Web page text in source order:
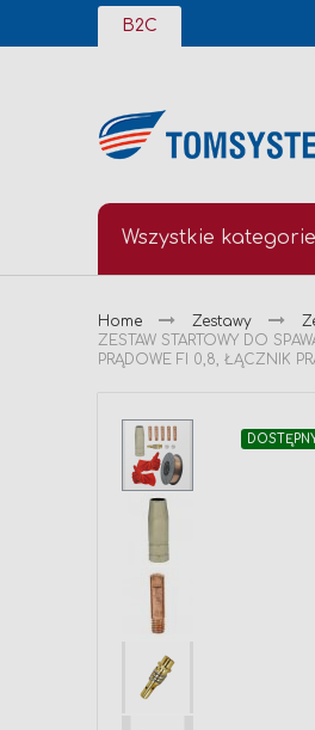
Przejdź
treści
B2C
Wszystkie kategorie
Home Zestawy
ZESTAW STARTOWY DO
PRĄDOWE FI 0,8, ŁĄCZNIK
Przejdź
koniec
galerii